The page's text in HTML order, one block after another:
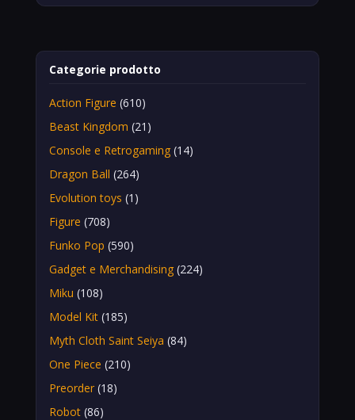
Categorie prodotto
Action Figure (610)
Beast Kingdom (21)
Console e Retrogaming (14)
Dragon Ball (264)
Evolution toys (1)
Figure (708)
Funko Pop (590)
Gadget e Merchandising (224)
Miku (108)
Model Kit (185)
Myth Cloth Saint Seiya (84)
One Piece (210)
Preorder (18)
Robot (86)